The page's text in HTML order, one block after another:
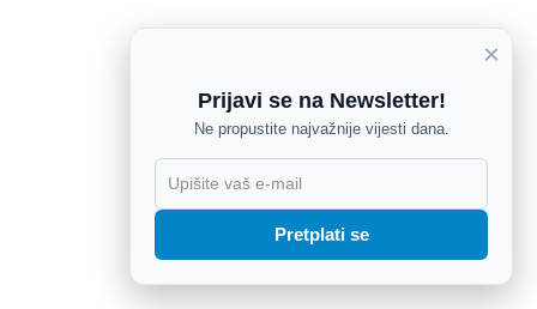
×
Prijavi se na Newsletter!
Ne propustite najvažnije vijesti dana.
Pretplati se